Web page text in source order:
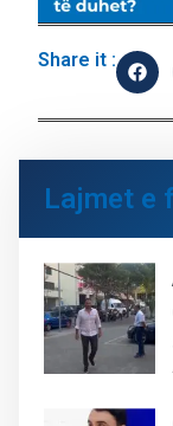
Share it :
Lajmet e